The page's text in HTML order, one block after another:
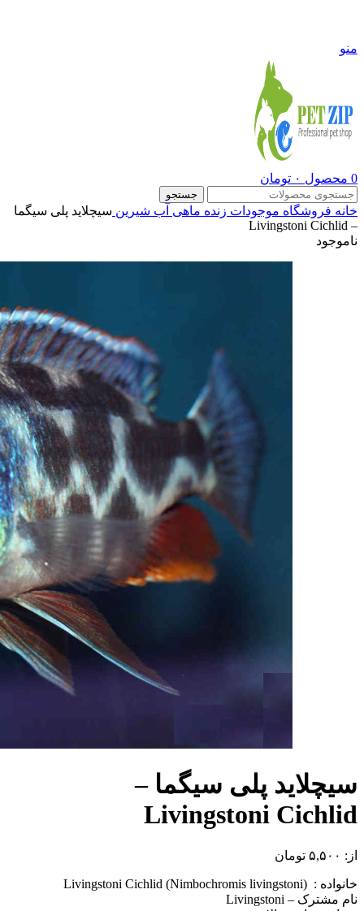
منو
0 محصول ۰ تومان
جستجو
خانه فروشگاه موجودات زنده ماهی آب شیرین سیچلاید پلی سیگما
– Livingstoni Cichlid
ناموجود
سیچلاید پلی سیگما –
Livingstoni Cichlid
از: ۵,۵۰۰ تومان
خانواده : Livingstoni Cichlid (Nimbochromis livingstoni)
نام مشترک – Livingstoni